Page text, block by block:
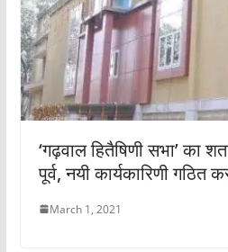
‘गढ़वाल हितैषिणी सभा’ का
पूर्व, नयी कार्यकारिणी गठित
March 1, 2021